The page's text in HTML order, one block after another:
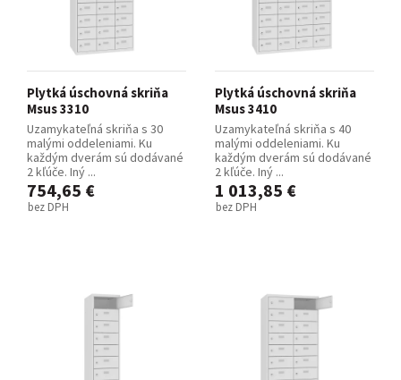
Plytká úschovná skriňa
Msus 3310
Uzamykateľná skriňa s 30
malými oddeleniami. Ku
každým dverám sú dodávané
2 kľúče. Iný ...
754,65 €
bez DPH
Plytká úschovná skriňa
Msus 3410
Uzamykateľná skriňa s 40
malými oddeleniami. Ku
každým dverám sú dodávané
2 kľúče. Iný ...
1 013,85 €
bez DPH